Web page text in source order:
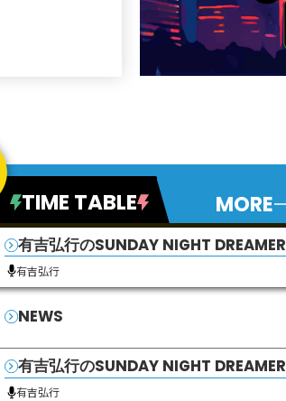
TIME TABLE MORE
有吉弘行のSUNDAY NIGHT DREAMER
有吉弘行
NEWS
有吉弘行のSUNDAY NIGHT DREAMER
有吉弘行